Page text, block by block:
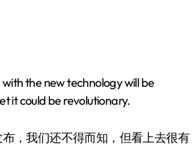
the new technology will be
it could be revolutionary.
，我们还不得而知，但看上去很有